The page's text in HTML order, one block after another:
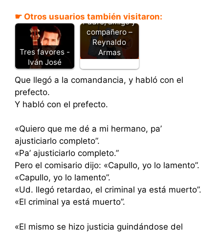
☛ Otros usuarios también visitaron:
Tres favores -
Iván José
Padre, amigo y
compañero –
Reynaldo
Armas
Que llegó a la comandancia, y habló con el
prefecto.
Y habló con el prefecto.
«Quiero que me dé a mi hermano, pa’
ajusticiarlo completo”.
«Pa’ ajusticiarlo completo.”
Pero el comisario dijo: «Capullo, yo lo lamento”.
«Capullo, yo lo lamento”.
«Ud. llegó retardao, el criminal ya está muerto”.
«El criminal ya está muerto”.
«El mismo se hizo justicia guindándose del